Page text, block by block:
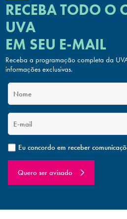
RECEBA TODO O
UVA
EM SEU E-MAIL
Receba a programação completa da
informações exclusivas.
Eu concordo em receber
Quero ser avisado